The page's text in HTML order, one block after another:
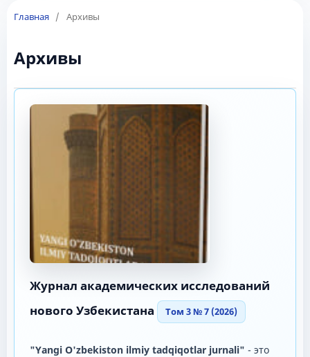
Главная / Архивы
Архивы
Журнал академических исследований
нового Узбекистана
Том 3 № 7 (2026)
"Yangi O'zbekiston ilmiy tadqiqotlar jurnali" - это